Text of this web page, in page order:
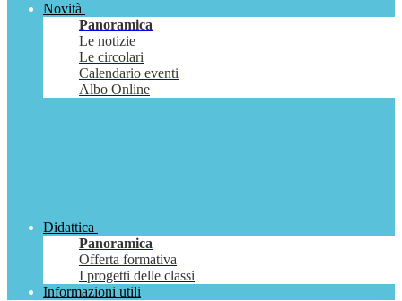
Novità
Panoramica
Le notizie
Le circolari
Calendario eventi
Albo Online
Didattica
Panoramica
Offerta formativa
I progetti delle classi
Informazioni utili